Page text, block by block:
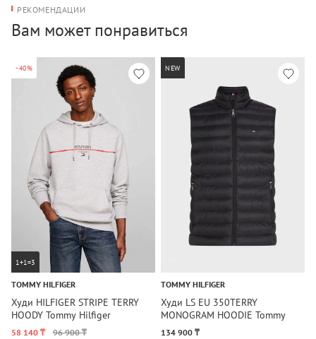
РЕКОМЕНДАЦИИ
Вам может понравиться
-40%
1+1=3
TOMMY HILFIGER
Худи HILFIGER STRIPE TERRY
HOODY Tommy Hilfiger
58 140 ₸ 96 900 ₸
NEW
TOMMY HILFIGER
Худи LS EU 350TERRY
MONOGRAM HOODIE Tommy
Hilfiger
134 900 ₸